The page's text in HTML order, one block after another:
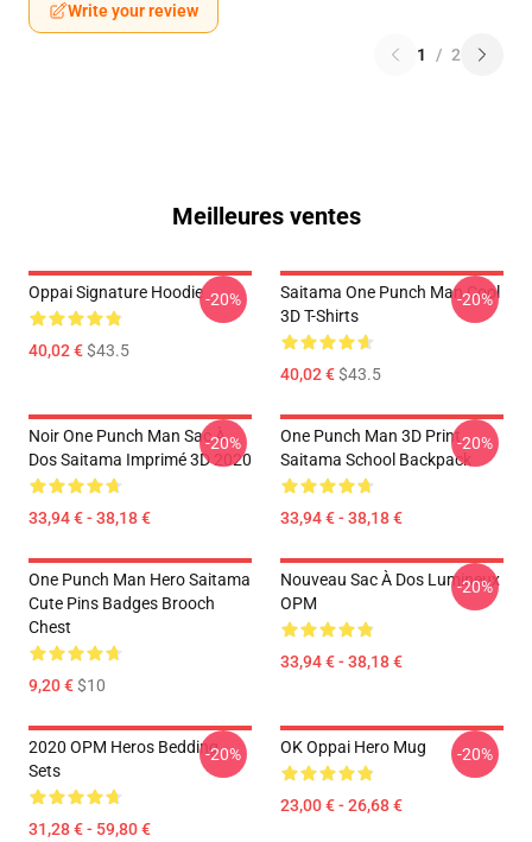
Write your review
1 / 2
Meilleures ventes
Oppai Signature Hoodie
40,02 €$43.5
-20%
Saitama One Punch Man Cool
3D T-Shirts
40,02 €$43.5
-20%
Noir One Punch Man Sac À
Dos Saitama Imprimé 3D 2020
33,94 € - 38,18 €
-20%
One Punch Man 3D Print
Saitama School Backpack
33,94 € - 38,18 €
-20%
One Punch Man Hero Saitama
Cute Pins Badges Brooch
Chest
9,20 €$10
Nouveau Sac À Dos Lumineux
OPM
33,94 € - 38,18 €
-20%
2020 OPM Heros Bedding
Sets
31,28 € - 59,80 €
-20% OK Oppai Hero Mug
23,00 € - 26,68 €
-20%